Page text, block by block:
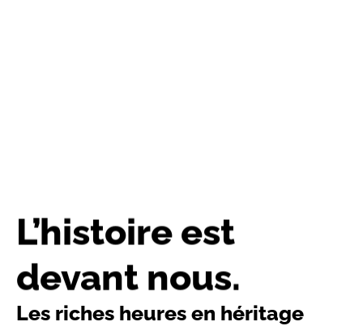
L’histoire est
devant nous.
Les riches heures en héritage